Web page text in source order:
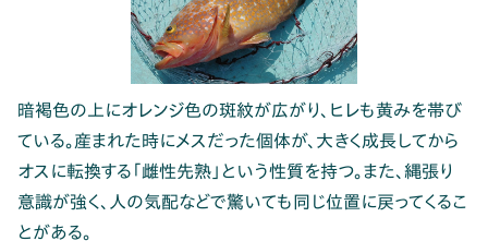
暗褐色の上にオレンジ色の斑紋が広がり、ヒレも黄みを帯び
ている。産まれた時にメスだった個体が、大きく成長してから
オスに転換する「雌性先熟」という性質を持つ。また、縄張り
意識が強く、人の気配などで驚いても同じ位置に戻ってくるこ
とがある。